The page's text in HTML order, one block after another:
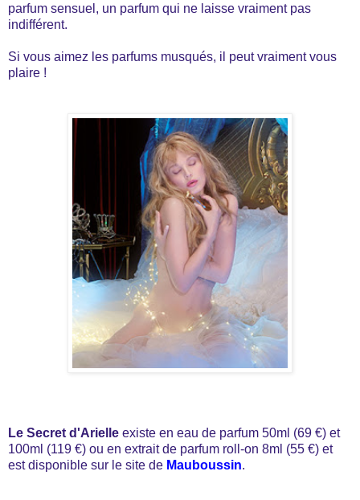
parfum sensuel, un parfum qui ne laisse vraiment pas
indifférent.
Si vous aimez les parfums musqués, il peut vraiment vous
plaire !
Le Secret d'Arielle existe en eau de parfum 50ml (69 €) et
100ml (119 €) ou en extrait de parfum roll-on 8ml (55 €) et
est disponible sur le site de Mauboussin.